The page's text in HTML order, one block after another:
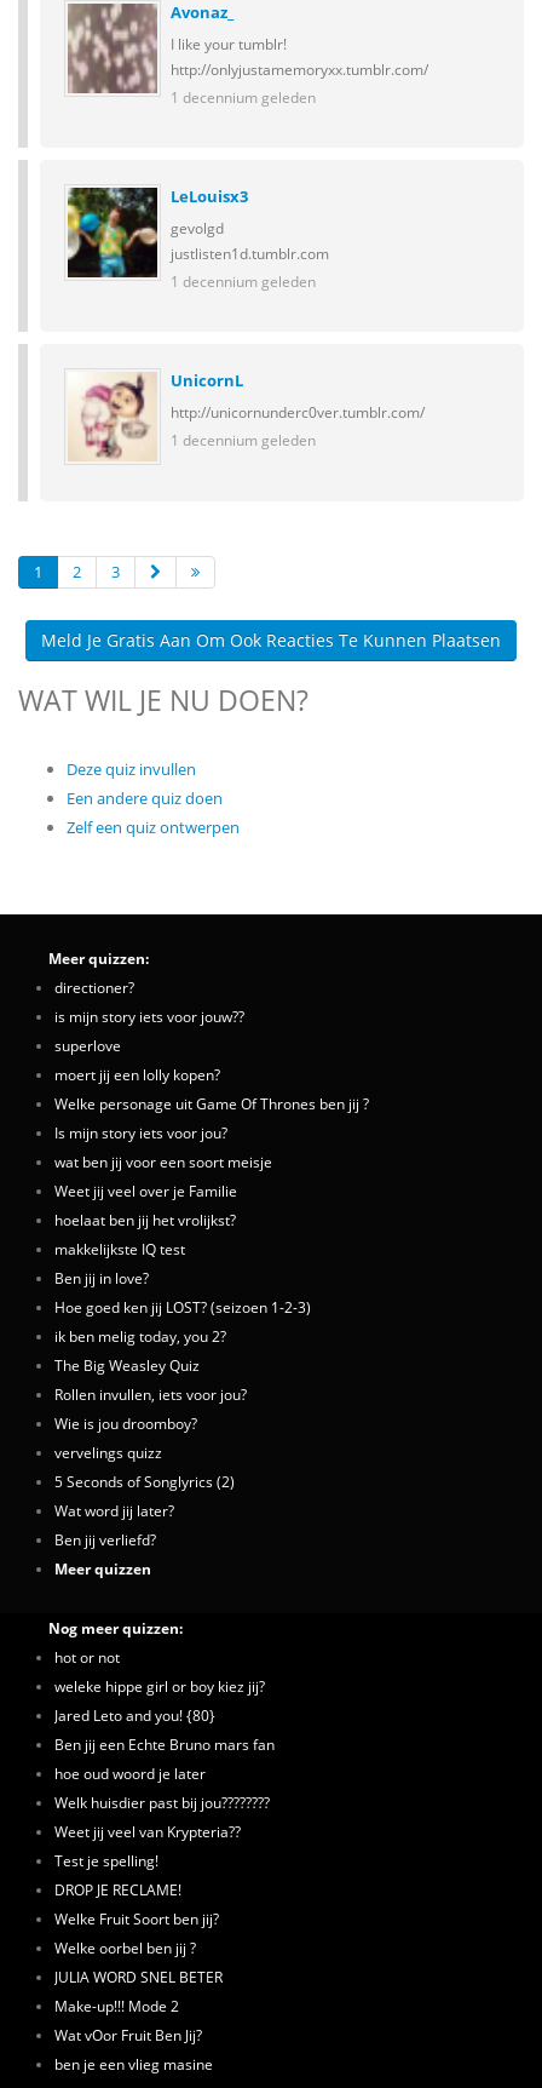
Avonaz_
I like your tumblr!
http://onlyjustamemoryxx.tumblr.com/
1 decennium geleden
LeLouisx3
gevolgd
justlisten1d.tumblr.com
1 decennium geleden
UnicornL
http://unicornunderc0ver.tumblr.com/
1 decennium geleden
1 2 3
Meld Je Gratis Aan Om Ook Reacties Te Kunnen Plaatsen
WAT WIL JE NU DOEN?
Deze quiz invullen
Een andere quiz doen
Zelf een quiz ontwerpen
Meer quizzen:
directioner?
is mijn story iets voor jouw??
superlove
moert jij een lolly kopen?
Welke personage uit Game Of Thrones ben jij ?
Is mijn story iets voor jou?
wat ben jij voor een soort meisje
Weet jij veel over je Familie
hoelaat ben jij het vrolijkst?
makkelijkste IQ test
Ben jij in love?
Hoe goed ken jij LOST? (seizoen 1-2-3)
ik ben melig today, you 2?
The Big Weasley Quiz
Rollen invullen, iets voor jou?
Wie is jou droomboy?
vervelings quizz
5 Seconds of Songlyrics (2)
Wat word jij later?
Ben jij verliefd?
Meer quizzen
Nog meer quizzen:
hot or not
weleke hippe girl or boy kiez jij?
Jared Leto and you! {80}
Ben jij een Echte Bruno mars fan
hoe oud woord je later
Welk huisdier past bij jou????????
Weet jij veel van Krypteria??
Test je spelling!
DROP JE RECLAME!
Welke Fruit Soort ben jij?
Welke oorbel ben jij ?
JULIA WORD SNEL BETER
Make-up!!! Mode 2
Wat vOor Fruit Ben Jij?
ben je een vlieg masine